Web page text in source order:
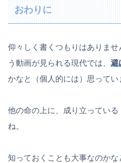
おわりに
仰々しく書くつもりはありま
う動画が見られる現代では、 避
かなと（個人的には）思ってい
他の命の上に、成り立ってい
ね。
知っておくことも大事なのかな